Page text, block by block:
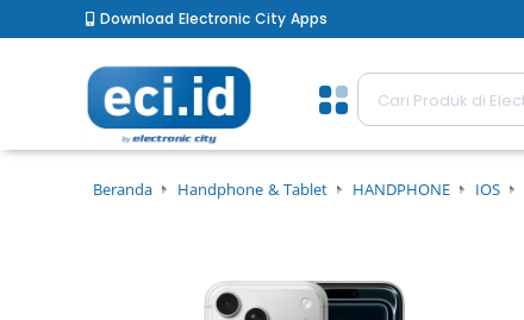
Download Electronic City Apps
Beranda Handphone & Tablet HANDPHONE IOS